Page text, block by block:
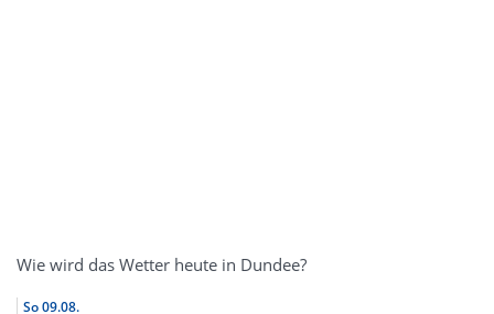
Wie wird das Wetter heute in Dundee?
So09.08.